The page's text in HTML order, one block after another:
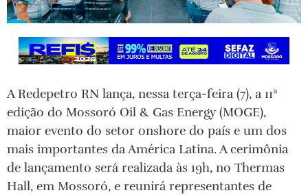
A Redepetro RN lança, nessa terça-feira (7), a 11ª
edição do Mossoró Oil & Gas Energy (MOGE),
maior evento do setor onshore do país e um dos
mais importantes da América Latina. A cerimônia
de lançamento será realizada às 19h, no Thermas
Hall, em Mossoró, e reunirá representantes de